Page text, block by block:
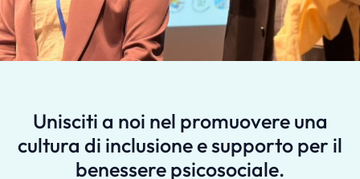
Unisciti a noi nel promuovere una
cultura di inclusione e supporto per il
benessere psicosociale.